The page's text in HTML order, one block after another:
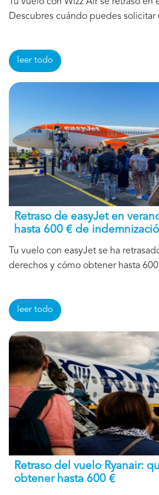
Tu vuelo con Wizz Air se retrasó en
Descubres cuándo puedes solicitar
leer todo
Retraso de easyJet en
hasta 600 € de
Tu vuelo con easyJet se ha
derechos y cómo obtener hasta
leer todo
Retraso del vuelo Ryanair:
obtener hasta 600 €